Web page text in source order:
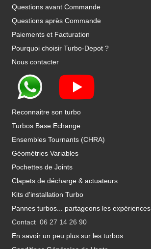
Questions avant Commande
Questions après Commande
Paiements et Facturation
Pourquoi choisir Turbo-Depot ?
Nous contacter
Reconnaitre son turbo
Turbos Base Echange
Ensembles Tournants (CHRA)
Géométries Variables
Pochettes de Joints
Clapets de décharge & actuateurs
Kits d'installation Turbo
Pannes turbos... partageons les expériences
Contact 06 27 14 26 90
En savoir un peu plus sur les turbos